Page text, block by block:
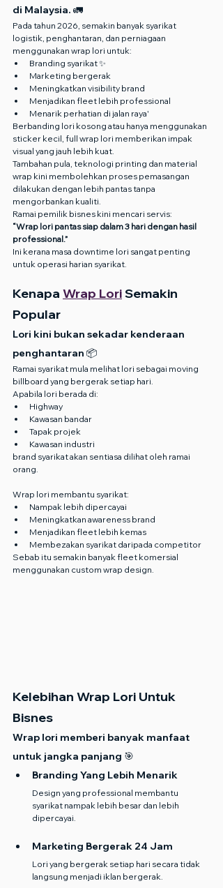
di Malaysia. 🚛
Pada tahun 2026, semakin banyak syarikat
logistik, penghantaran, dan perniagaan
menggunakan wrap lori untuk:
Branding syarikat ✨
Marketing bergerak
Meningkatkan visibility brand
Menjadikan fleet lebih professional
Menarik perhatian di jalan raya'
Berbanding lori kosong atau hanya menggunakan
sticker kecil, full wrap lori memberikan impak
visual yang jauh lebih kuat.
Tambahan pula, teknologi printing dan material
wrap kini membolehkan proses pemasangan
dilakukan dengan lebih pantas tanpa
mengorbankan kualiti.
Ramai pemilik bisnes kini mencari servis:
“Wrap lori pantas siap dalam 3 hari dengan hasil
professional.”
Ini kerana masa downtime lori sangat penting
untuk operasi harian syarikat.
Kenapa Wrap Lori Semakin
Popular
Lori kini bukan sekadar kenderaan
penghantaran 📦
Ramai syarikat mula melihat lori sebagai moving
billboard yang bergerak setiap hari.
Apabila lori berada di:
Highway
Kawasan bandar
Tapak projek
Kawasan industri
brand syarikat akan sentiasa dilihat oleh ramai
orang.
Wrap lori membantu syarikat:
Nampak lebih dipercayai
Meningkatkan awareness brand
Menjadikan fleet lebih kemas
Membezakan syarikat daripada competitor
Sebab itu semakin banyak fleet komersial
menggunakan custom wrap design.
Kelebihan Wrap Lori Untuk
Bisnes
Wrap lori memberi banyak manfaat
untuk jangka panjang 🎯
Branding Yang Lebih Menarik
Design yang professional membantu
syarikat nampak lebih besar dan lebih
dipercayai.
Marketing Bergerak 24 Jam
Lori yang bergerak setiap hari secara tidak
langsung menjadi iklan bergerak.